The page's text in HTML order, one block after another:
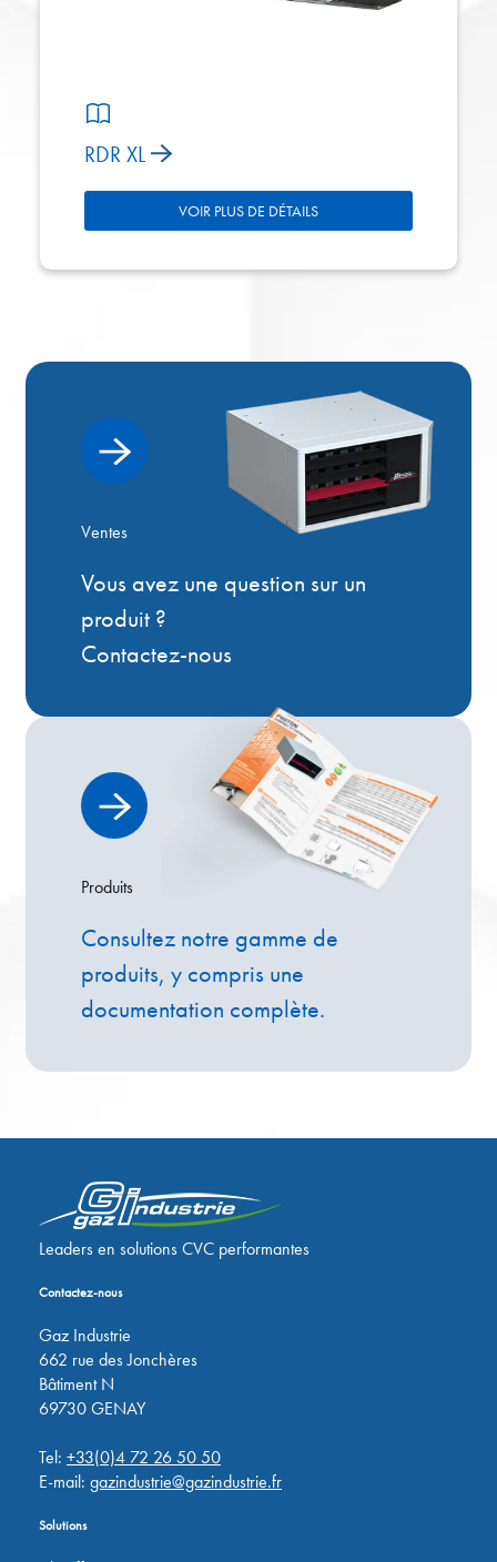
RDR XL
VOIR PLUS DE DÉTAILS
Ventes
Vous avez une question sur un
produit ?
Contactez-nous
Produits
Consultez notre gamme de
produits, y compris une
documentation complète.
Leaders en solutions CVC performantes
Contactez-nous
Gaz Industrie
662 rue des Jonchères
Bâtiment N
69730 GENAY
Tel: +33(0)4 72 26 50 50
E-mail: gazindustrie@gazindustrie.fr
Solutions